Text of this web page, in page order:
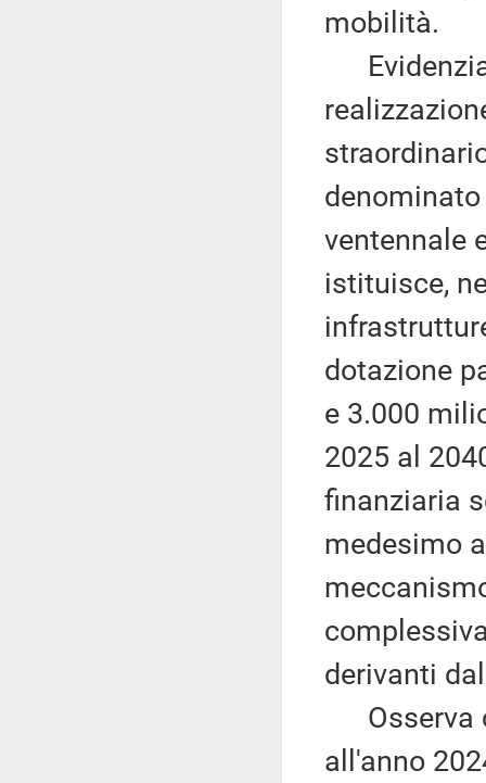
mobilità.
ventennale
istituisce,
dotazione
e 3.000
2025 al
finanziaria
medesimo
derivanti
Osserva
all'anno